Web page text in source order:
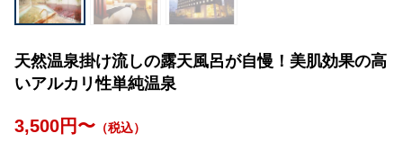
天然温泉掛け流しの露天風呂が自慢！美肌効果の高
いアルカリ性単純温泉
3,500円〜 （税込）